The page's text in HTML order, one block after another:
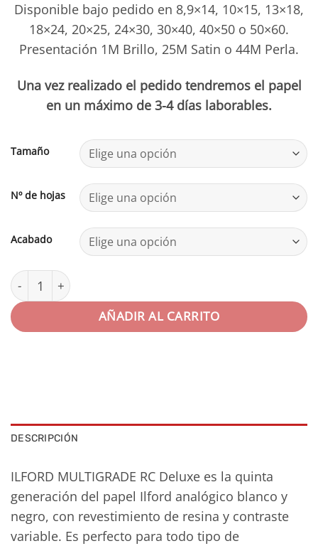
435,20€
Disponible bajo pedido en 8,9×14, 10×15, 13×18,
18×24, 20×25, 24×30, 30×40, 40×50 o 50×60.
Presentación 1M Brillo, 25M Satin o 44M Perla.
Una vez realizado el pedido tendremos el papel
en un máximo de 3-4 días laborables.
Tamaño
Nº de hojas
Acabado
Ilford Multigrade RCDL cantidad
AÑADIR AL CARRITO
DESCRIPCIÓN
ILFORD MULTIGRADE RC Deluxe es la quinta
generación del papel Ilford analógico blanco y
negro, con revestimiento de resina y contraste
variable. Es perfecto para todo tipo de